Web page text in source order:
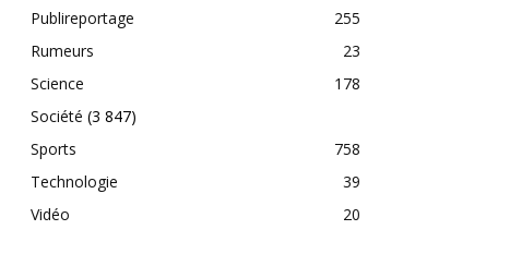
Publireportage
255
Rumeurs
23
Science
178
Société (3 847)
Sports
758
Technologie
39
Vidéo
20